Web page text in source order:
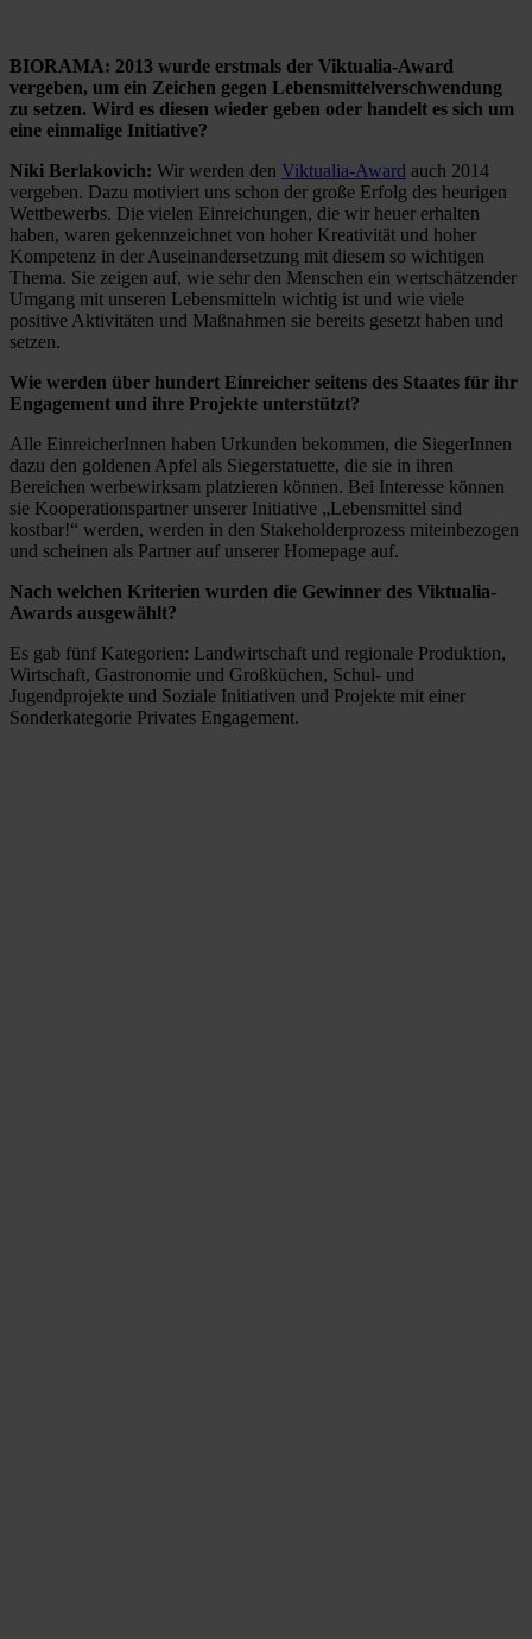
BIORAMA: 2013 wurde erstmals der Viktualia-Award
vergeben, um ein Zeichen gegen Lebensmittelverschwendung
zu setzen. Wird es diesen wieder geben oder handelt es sich um
eine einmalige Initiative?
Niki Berlakovich: Wir werden den Viktualia-Award auch 2014
vergeben. Dazu motiviert uns schon der große Erfolg des heurigen
Wettbewerbs. Die vielen Einreichungen, die wir heuer erhalten
haben, waren gekennzeichnet von hoher Kreativität und hoher
Kompetenz in der Auseinandersetzung mit diesem so wichtigen
Thema. Sie zeigen auf, wie sehr den Menschen ein wertschätzender
Umgang mit unseren Lebensmitteln wichtig ist und wie viele
positive Aktivitäten und Maßnahmen sie bereits gesetzt haben und
setzen.
Wie werden über hundert Einreicher seitens des Staates für ihr
Engagement und ihre Projekte unterstützt?
Alle EinreicherInnen haben Urkunden bekommen, die SiegerInnen
dazu den goldenen Apfel als Siegerstatuette, die sie in ihren
Bereichen werbewirksam platzieren können. Bei Interesse können
sie Kooperationspartner unserer Initiative „Lebensmittel sind
kostbar!“ werden, werden in den Stakeholderprozess miteinbezogen
und scheinen als Partner auf unserer Homepage auf.
Nach welchen Kriterien wurden die Gewinner des Viktualia-
Awards ausgewählt?
Es gab fünf Kategorien: Landwirtschaft und regionale Produktion,
Wirtschaft, Gastronomie und Großküchen, Schul- und
Jugendprojekte und Soziale Initiativen und Projekte mit einer
Sonderkategorie Privates Engagement.